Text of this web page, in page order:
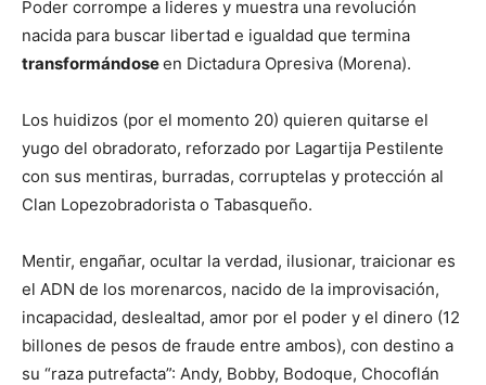
Poder corrompe a lideres y muestra una revolución
nacida para buscar libertad e igualdad que termina
transformándoseen Dictadura Opresiva (Morena).
Los huidizos (por el momento 20) quieren quitarse el
yugo del obradorato, reforzado por Lagartija Pestilente
con sus mentiras, burradas, corruptelas y protección al
Clan Lopezobradorista o Tabasqueño.
Mentir, engañar, ocultar la verdad, ilusionar, traicionar es
el ADN de los morenarcos, nacido de la improvisación,
incapacidad, deslealtad, amor por el poder y el dinero (12
billones de pesos de fraude entre ambos), con destino a
su “raza putrefacta”: Andy, Bobby, Bodoque, Chocoflán